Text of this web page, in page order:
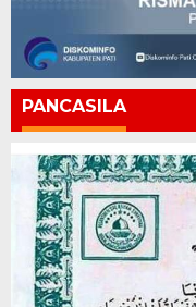
PANCASILA